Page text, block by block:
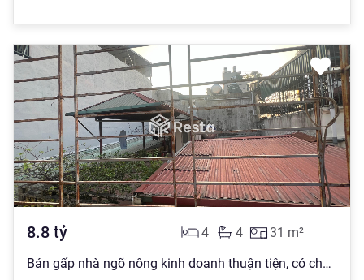
8.8 tỷ 31 m²
4
4
Bán gấp nhà ngõ nông kinh doanh thuận tiện, có chỗ oto